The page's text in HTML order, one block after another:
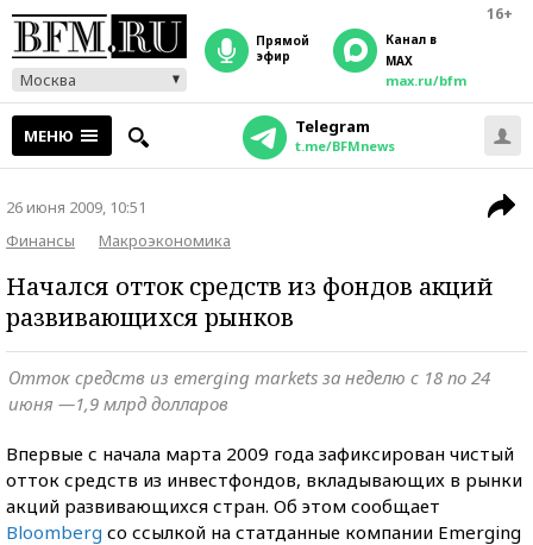
16+
Москва
прямой
эфир
Канал в
MAX
max.ru/bfm
МЕНЮ Telegram
t.me/BFMnews
26 июня 2009, 10:51
Финансы
Макроэкономика
Начался отток средств из фондов акций
развивающихся рынков
Отток средств из emerging markets за неделю с 18 по 24
июня —1,9 млрд долларов
Впервые с начала марта 2009 года зафиксирован чистый
отток средств из инвестфондов, вкладывающих в рынки
акций развивающихся стран. Об этом сообщает
Bloomberg со ссылкой на статданные компании Emerging